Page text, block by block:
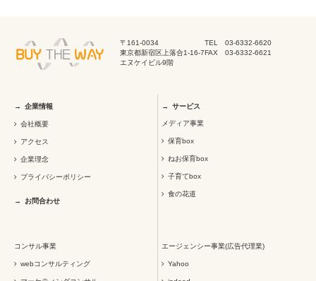
〒161-0034
東京都新宿区上落合1-16-7
エヌケイビル9階
TEL 03-6332-6620
FAX 03-6332-6621
企業情報
会社概要
アクセス
企業理念
プライバシーポリシー
お問合わせ
サービス
メディア事業
保育box
ねお保育box
子育てbox
食の花道
コンサル事業
webコンサルティング
エージェンシー事業(広告代理業)
Yahoo